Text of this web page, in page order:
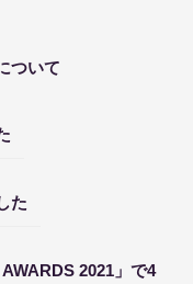
ついて
た
2021」で4